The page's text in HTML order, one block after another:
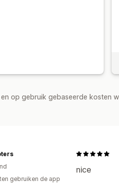
op gebruik gebaseerde kosten
nice
gebruiken de app